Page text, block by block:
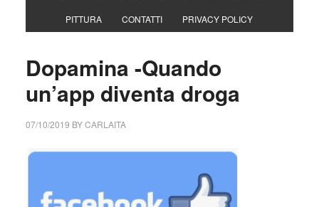
PITTURA CONTATTI PRIVACY POLICY
Dopamina -Quando
un’app diventa droga
07/10/2019 BYCARLAITA